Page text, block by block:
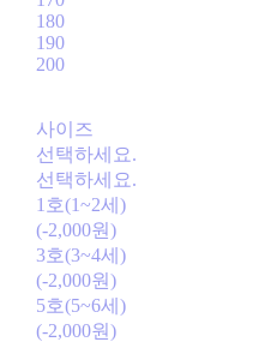
180
190
200
사이즈
선택하세요.
선택하세요.
1호(1~2세)
(-2,000원)
3호(3~4세)
(-2,000원)
5호(5~6세)
(-2,000원)